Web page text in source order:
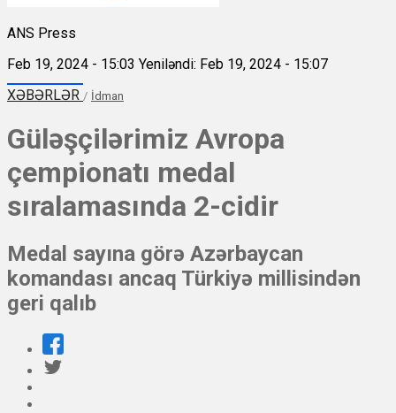
ANS Press
Feb 19, 2024 - 15:03 Yeniləndi: Feb 19, 2024 - 15:07
XƏBƏRLƏR / İdman
Güləşçilərimiz Avropa
çempionatı medal
sıralamasında 2-cidir
Medal sayına görə Azərbaycan
komandası ancaq Türkiyə millisindən
geri qalıb